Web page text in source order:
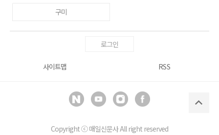
구미
로그인
사이트맵 RSS
Copyright ⓒ매일신문사All right reserved